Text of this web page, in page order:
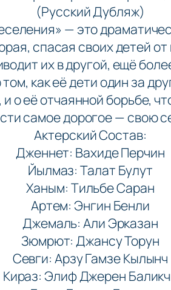
(Русский Дубляж)
— это
спасая своих детей
их в другой, ещё
как её дети один за
и о её отчаянной борьбе,
самое дорогое — свою
Актерский Состав:
Дженнет: Вахиде Перчин
Йылмаз: Талат Булут
Ханым: Тильбе Саран
Артем: Энгин Бенли
Джемаль: Али Эрказан
Зюмрют: Джансу Торун
Севги: Арзу Гамзе Кылынч
Кираз: Элиф Джерен